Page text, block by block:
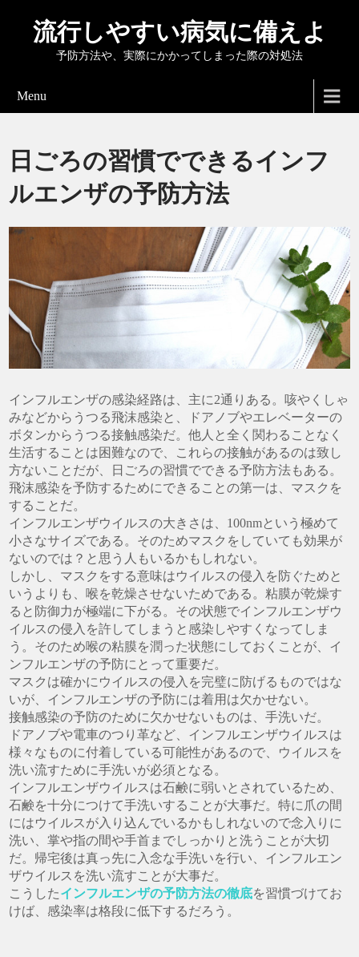
流行しやすい病気に備えよ
予防方法や、実際にかかってしまった際の対処法
Menu
日ごろの習慣でできるインフ
ルエンザの予防方法
インフルエンザの感染経路は、主に2通りある。咳やくしゃ
みなどからうつる飛沫感染と、ドアノブやエレベーターの
ボタンからうつる接触感染だ。他人と全く関わることなく
生活することは困難なので、これらの接触があるのは致し
方ないことだが、日ごろの習慣でできる予防方法もある。
飛沫感染を予防するためにできることの第一は、マスクを
することだ。
インフルエンザウイルスの大きさは、100nmという極めて
小さなサイズである。そのためマスクをしていても効果が
ないのでは？と思う人もいるかもしれない。
しかし、マスクをする意味はウイルスの侵入を防ぐためと
いうよりも、喉を乾燥させないためである。粘膜が乾燥す
ると防御力が極端に下がる。その状態でインフルエンザウ
イルスの侵入を許してしまうと感染しやすくなってしま
う。そのため喉の粘膜を潤った状態にしておくことが、イ
ンフルエンザの予防にとって重要だ。
マスクは確かにウイルスの侵入を完璧に防げるものではな
いが、インフルエンザの予防には着用は欠かせない。
接触感染の予防のために欠かせないものは、手洗いだ。
ドアノブや電車のつり革など、インフルエンザウイルスは
様々なものに付着している可能性があるので、ウイルスを
洗い流すために手洗いが必須となる。
インフルエンザウイルスは石鹸に弱いとされているため、
石鹸を十分につけて手洗いすることが大事だ。特に爪の間
にはウイルスが入り込んでいるかもしれないので念入りに
洗い、掌や指の間や手首までしっかりと洗うことが大切
だ。帰宅後は真っ先に入念な手洗いを行い、インフルエン
ザウイルスを洗い流すことが大事だ。
こうしたインフルエンザの予防方法の徹底を習慣づけてお
けば、感染率は格段に低下するだろう。